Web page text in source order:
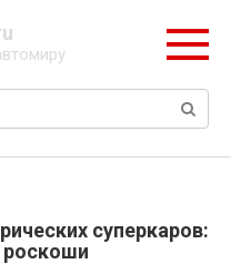
суперкаров:
роскоши